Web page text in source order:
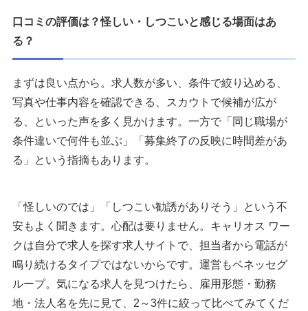
口コミの評価は？怪しい・しつこいと感じる場面はあ
る？
まずは良い点から。求人数が多い、条件で絞り込める、
写真や仕事内容を確認できる、スカウトで候補が広が
る、といった声を多く見かけます。一方で「同じ職場が
条件違いで何件も並ぶ」「募集終了の反映に時間差があ
る」という指摘もあります。
「怪しいのでは」「しつこい勧誘がありそう」という不
安もよく聞きます。心配は要りません。キャリオス ワー
クは自分で求人を探す求人サイトで、担当者から電話が
鳴り続けるタイプではないからです。運営もベネッセグ
ループ。気になる求人を見つけたら、雇用形態・勤務
地・法人名を先に見て、2～3件に絞って比べてみてくだ